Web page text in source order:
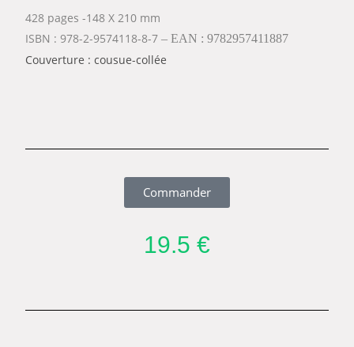
428 pages -148 X 210 mm
ISBN : 978-2-9574118-8-7 – EAN : 9782957411887
Couverture : cousue-collée
Commander
19.5 €